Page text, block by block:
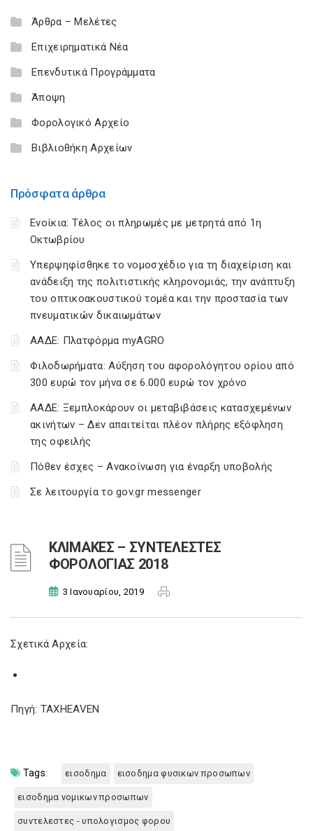
Άρθρα – Μελέτες
Επιχειρηματικά Νέα
Επενδυτικά Προγράμματα
Άποψη
Φορολογικό Αρχείο
Βιβλιοθήκη Αρχείων
Πρόσφατα άρθρα
Ενοίκια: Τέλος οι πληρωμές με μετρητά από 1η
Οκτωβρίου
Υπερψηφίσθηκε το νομοσχέδιο για τη διαχείριση και
ανάδειξη της πολιτιστικής κληρονομιάς, την ανάπτυξη
του οπτικοακουστικού τομέα και την προστασία των
πνευματικών δικαιωμάτων
ΑΑΔΕ: Πλατφόρμα myAGRO
Φιλοδωρήματα: Αύξηση του αφορολόγητου ορίου από
300 ευρώ τον μήνα σε 6.000 ευρώ τον χρόνο
ΑΑΔΕ: Ξεμπλοκάρουν οι μεταβιβάσεις κατασχεμένων
ακινήτων – Δεν απαιτείται πλέον πλήρης εξόφληση
της οφειλής
Πόθεν έσχες – Ανακοίνωση για έναρξη υποβολής
Σε λειτουργία το gov.gr messenger
ΚΛΙΜΑΚΕΣ – ΣΥΝΤΕΛΕΣΤΕΣ
ΦΟΡΟΛΟΓΙΑΣ 2018
3 Ιανουαρίου, 2019
Σχετικά Αρχεία:
Πηγή: TAXHEAVEN
Tags: εισοδημα εισοδημα φυσικων προσωπων
εισοδημα νομικων προσωπων
συντελεστες - υπολογισμος φορου